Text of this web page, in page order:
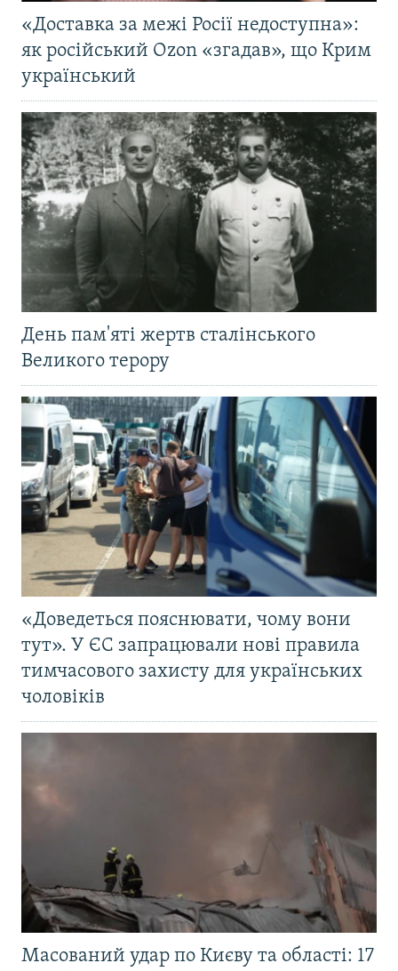
«Доставка за межі Росії недоступна»:
як російський Ozon «згадав», що Крим
український
День пам'яті жертв сталінського
Великого терору
«Доведеться пояснювати, чому вони
тут». У ЄС запрацювали нові правила
тимчасового захисту для українських
чоловіків
Масований удар по Києву та області: 17